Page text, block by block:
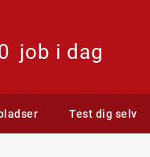
job i dag
Test dig selv